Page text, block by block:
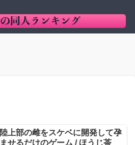
陸上部の雌をスケベに開発して孕
ませるだけのゲーム / ほうじ茶